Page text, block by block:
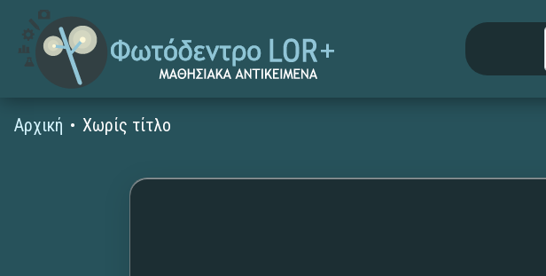
Αρχική Χωρίς τίτλο